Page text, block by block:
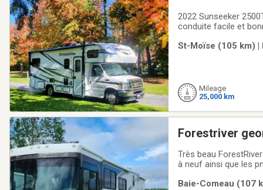
2022 Sunseeker
conduite facile et
Onan MicroQuiet 4.0
St-Moïse (105 km) |
Mileage
25,000 km
Forestriver
Très beau
à neuf ainsi que les
confortable . Clef en
Baie-Comeau (107